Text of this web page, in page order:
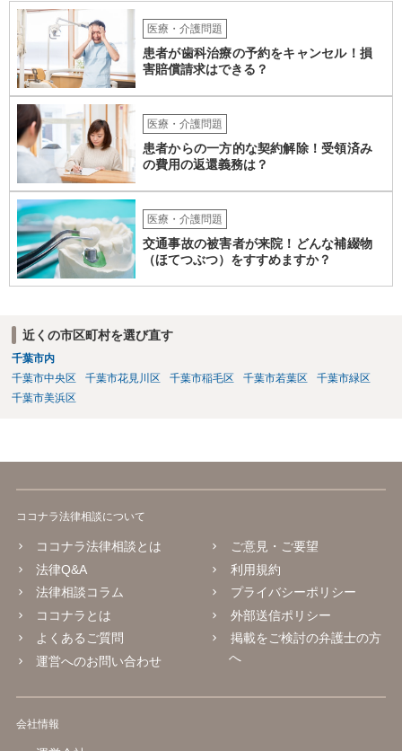
あるかどうかですね。 あと、家での生活では出なかった他害行動（暴
力）がでたというお話ですが、それは、現在のグループホームの生活
に対するお子さんのストレスが出ている可能性も高いところです。 な
ので、まだそのグループホームに入って日が浅いなどの場合には、も
う少し様子を見るしかありませんが、時間が経っているのに２度目の
他害行動があったということであれば、問題は思ったより深刻かもし
れません。 いずれにせよ、一度職員の方と暴力が生じた際の事実経緯
を確認し、またその直近に何か変化がなかったかなどのお子さんの障
がい特性に照らした原因分析をしてみると再発防止策が浮かぶかもし
れません。
医療・介護問題
患者が歯科治療の予約をキャンセル！損
害賠償請求はできる？
医療・介護問題
患者からの一方的な契約解除！受領済み
の費用の返還義務は？
医療・介護問題
交通事故の被害者が来院！どんな補綴物
（ほてつぶつ）をすすめますか？
近くの市区町村を選び直す
千葉市内
千葉市中央区
千葉市花見川区 千葉市稲毛区 千葉市若葉区
千葉市緑区
千葉市美浜区
ココナラ法律相談について
ココナラ法律相談とは
法律Q&A
法律相談コラム
ココナラとは
よくあるご質問
運営へのお問い合わせ
ご意見・ご要望
利用規約
プライバシーポリシー
外部送信ポリシー
掲載をご検討の弁護士の方
へ
会社情報